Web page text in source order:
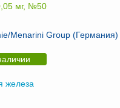
мг, №50
Menarini Group (Германия)
железа